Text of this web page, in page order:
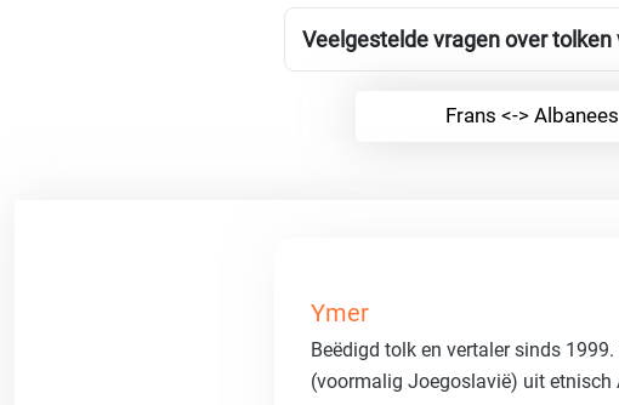
Veelgestelde vragen over
Frans <->
Ymer
Beëdigd tolk en vertaler sinds
(voormalig Joegoslavië) uit etnisch